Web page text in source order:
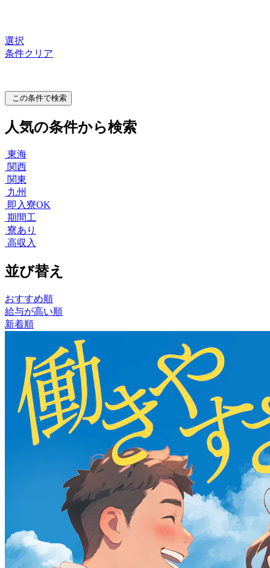
選択
条件クリア
この条件で検索
人気の条件から検索
東海
関西
関東
九州
即入寮OK
期間工
寮あり
高収入
並び替え
おすすめ順
給与が高い順
新着順